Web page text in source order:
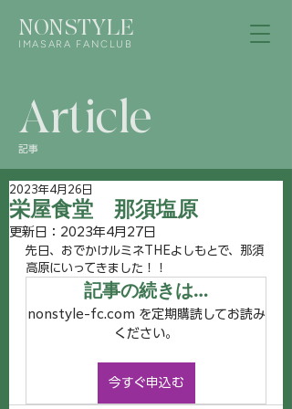
NONSTYLE
IMASARA FANCLUB
Article
記事
栄屋食堂 那須塩原
2023年4月26日
更新日： 2023年4月27日
先日、おでかけルミネTHEよしもとで、那須
高原にいってきました！！
記事の続きは…
nonstyle-fc.com を定期購読してお読み
ください。
今すぐ申込む